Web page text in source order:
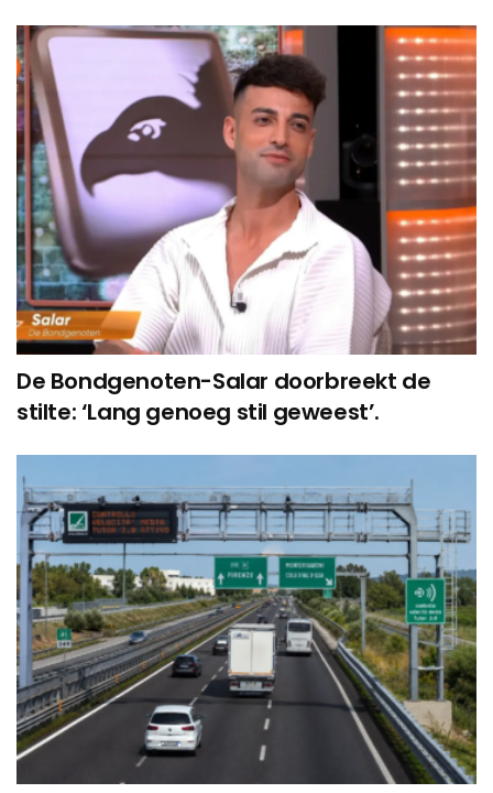
De Bondgenoten-Salar doorbreekt de
stilte: ‘Lang genoeg stil geweest’.